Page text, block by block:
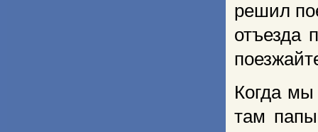
решил
отъезда
Когда
там